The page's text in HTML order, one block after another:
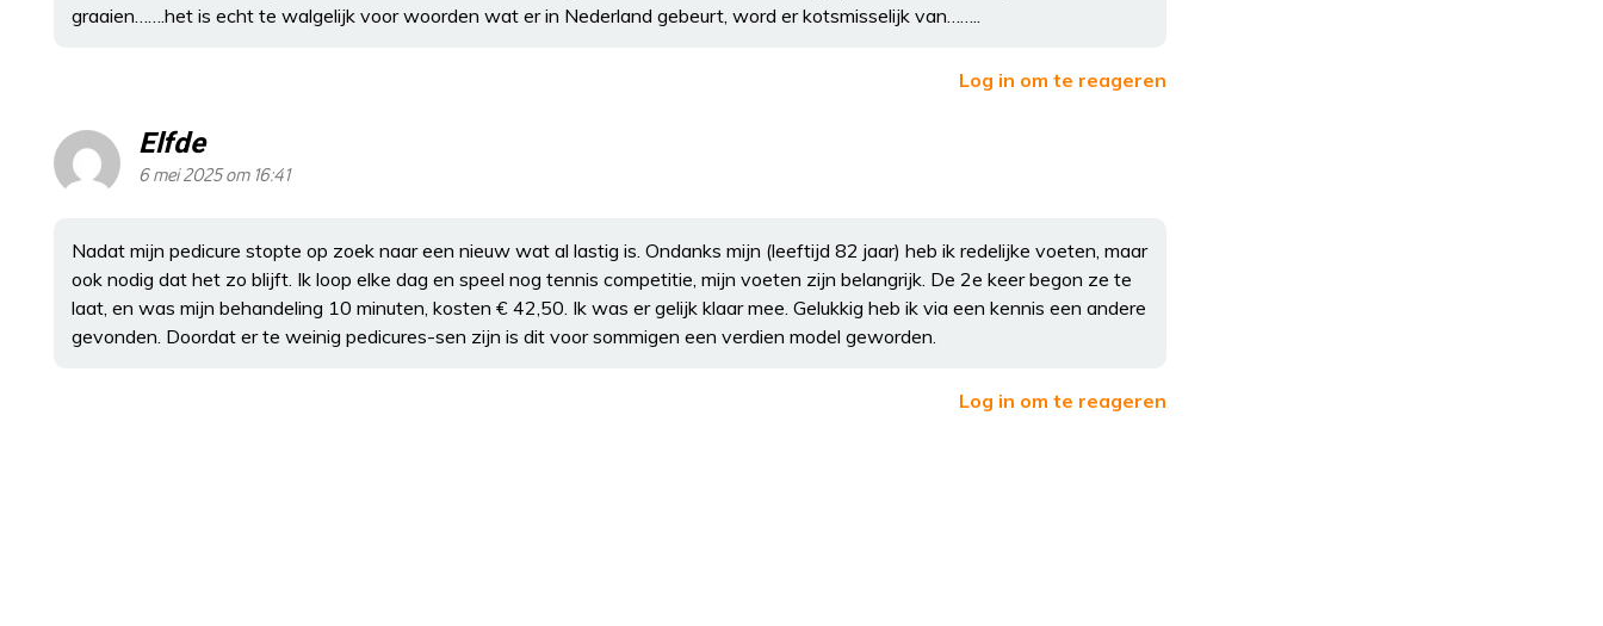
graaien…….het is echt te walgelijk voor woorden wat er in Nederland gebeurt, word er kotsmisselijk van……..
Log in om te reageren
Elfde
6 mei 2025 om 16:41
Nadat mijn pedicure stopte op zoek naar een nieuw wat al lastig is. Ondanks mijn (leeftijd 82 jaar) heb ik redelijke voeten, maar
ook nodig dat het zo blijft. Ik loop elke dag en speel nog tennis competitie, mijn voeten zijn belangrijk. De 2e keer begon ze te
laat, en was mijn behandeling 10 minuten, kosten € 42,50. Ik was er gelijk klaar mee. Gelukkig heb ik via een kennis een andere
gevonden. Doordat er te weinig pedicures-sen zijn is dit voor sommigen een verdien model geworden.
Log in om te reageren